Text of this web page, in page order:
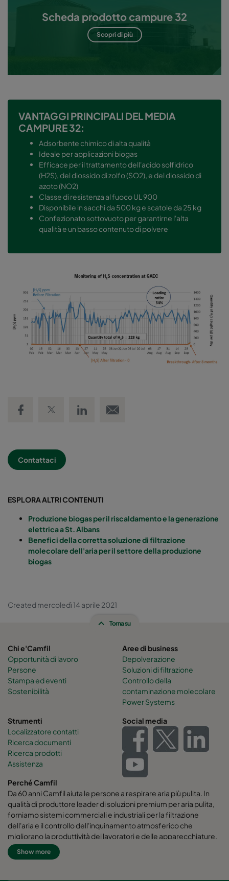
Scheda prodotto campure 32
Scopri di più
VANTAGGI PRINCIPALI DEL MEDIA
CAMPURE 32:
Adsorbente chimico di alta qualità
Ideale per applicazioni biogas
Efficace per il trattamento dell'acido solfidrico
(H2S), del diossido di zolfo (SO2), e del diossido di
azoto (NO2)
Classe di resistenza al fuoco UL 900
Disponibile in sacchi da 500 kg e scatole da 25 kg
Confezionato sottovuoto per garantirne l'alta
qualità e un basso contenuto di polvere
Contattaci
ESPLORA ALTRI CONTENUTI
Produzione biogas per il riscaldamento e la generazione
elettrica a St. Albans
Benefici della corretta soluzione di filtrazione
molecolare dell'aria per il settore della produzione
biogas
Created mercoledì 14 aprile 2021
Torna su
Chi e'Camfil
Opportunità di lavoro
Persone
Stampa ed eventi
Sostenibilità
Aree di business
Depolverazione
Soluzioni di filtrazione
Controllo della
contaminazione molecolare
Power Systems
Strumenti
Localizzatore contatti
Ricerca documenti
Ricerca prodotti
Assistenza
Social media
Perché Camfil
Da 60 anni Camfil aiuta le persone a respirare aria più pulita. In
qualità di produttore leader di soluzioni premium per aria pulita,
forniamo sistemi commerciali e industriali per la filtrazione
dell'aria e il controllo dell'inquinamento atmosferico che
migliorano la produttività dei lavoratori e delle apparecchiature,
riducono al minimo l'uso di energia e favoriscono la salute umana
e l'ambiente. Crediamo fermamente che le migliori soluzioni per
pianeta. Ecco perché in ogni fase del processo, dalla
Show more